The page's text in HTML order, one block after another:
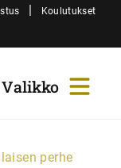
| Koulutukset
perhe